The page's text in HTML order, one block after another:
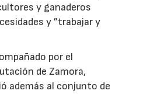
y ganaderos
y ”trabajar y
por el
de Zamora,
además al conjunto de